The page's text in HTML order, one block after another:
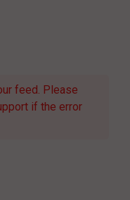
feed. Please
if the error